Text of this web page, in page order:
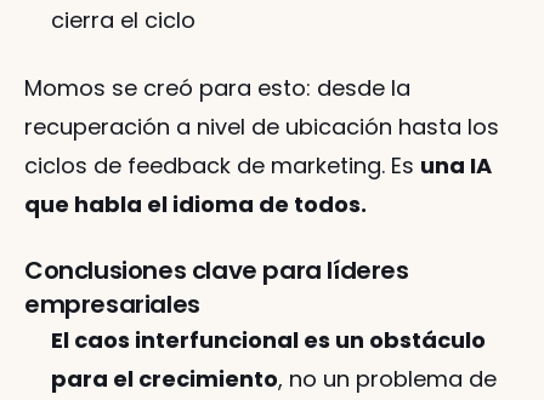
cierra el ciclo
Momos se creó para esto: desde la
recuperación a nivel de ubicación hasta los
ciclos de feedback de marketing. Es una IA
que habla el idioma de todos.
Conclusiones clave para líderes
empresariales
El caos interfuncional es un obstáculo
para el crecimiento, no un problema de